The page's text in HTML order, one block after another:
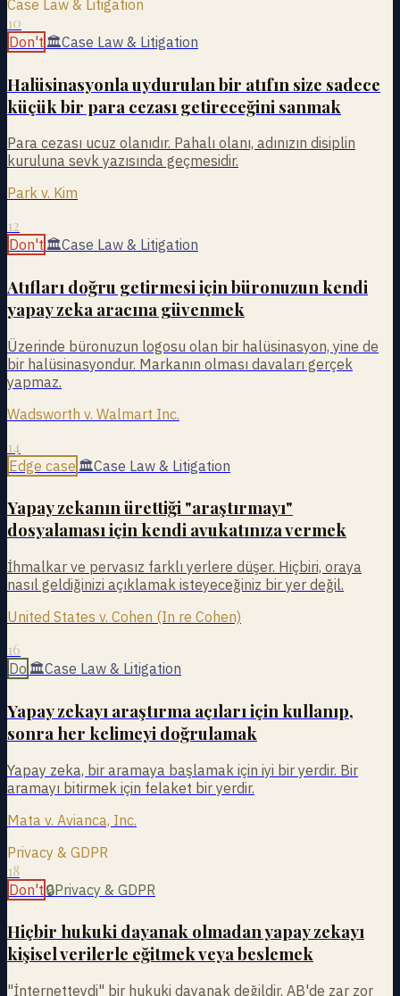
Case Law & Litigation
10
Don't 🏛Case Law & Litigation
Halüsinasyonla uydurulan bir atıfın size sadece
küçük bir para cezası getireceğini sanmak
Para cezası ucuz olanıdır. Pahalı olanı, adınızın disiplin
kuruluna sevk yazısında geçmesidir.
Park v. Kim
12
Don't 🏛Case Law & Litigation
Atıfları doğru getirmesi için büronuzun kendi
yapay zeka aracına güvenmek
Üzerinde büronuzun logosu olan bir halüsinasyon, yine de
bir halüsinasyondur. Markanın olması davaları gerçek
yapmaz.
Wadsworth v. Walmart Inc.
14
Edge case 🏛Case Law & Litigation
Yapay zekanın ürettiği "araştırmayı"
dosyalaması için kendi avukatınıza vermek
İhmalkar ve pervasız farklı yerlere düşer. Hiçbiri, oraya
nasıl geldiğinizi açıklamak isteyeceğiniz bir yer değil.
United States v. Cohen (In re Cohen)
16
Do 🏛Case Law & Litigation
Yapay zekayı araştırma açıları için kullanıp,
sonra her kelimeyi doğrulamak
Yapay zeka, bir aramaya başlamak için iyi bir yerdir. Bir
aramayı bitirmek için felaket bir yerdir.
Mata v. Avianca, Inc.
Privacy & GDPR
18
Don't 🔒Privacy & GDPR
Hiçbir hukuki dayanak olmadan yapay zekayı
kişisel verilerle eğitmek veya beslemek
"İnternetteydi" bir hukuki dayanak değildir. AB'de zar zor